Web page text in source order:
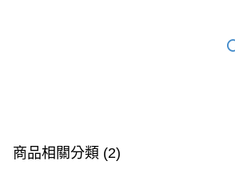
商品相關分類 (2)